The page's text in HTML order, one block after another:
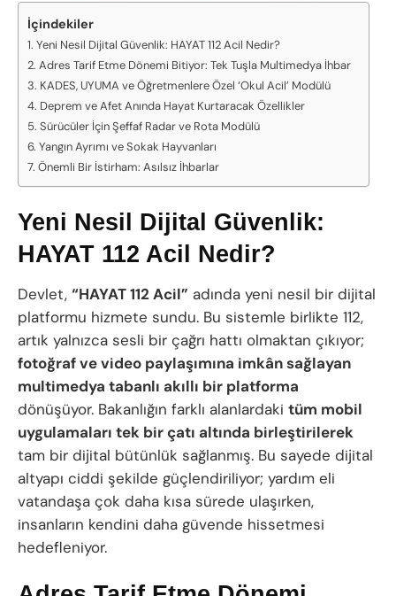
İçindekiler
Yeni Nesil Dijital Güvenlik: HAYAT 112 Acil Nedir?
Adres Tarif Etme Dönemi Bitiyor: Tek Tuşla Multimedya İhbar
KADES, UYUMA ve Öğretmenlere Özel ‘Okul Acil’ Modülü
Deprem ve Afet Anında Hayat Kurtaracak Özellikler
Sürücüler İçin Şeffaf Radar ve Rota Modülü
Yangın Ayrımı ve Sokak Hayvanları
Önemli Bir İstirham: Asılsız İhbarlar
Yeni Nesil Dijital Güvenlik:
HAYAT 112 Acil Nedir?
Devlet, “HAYAT 112 Acil” adında yeni nesil bir dijital
platformu hizmete sundu. Bu sistemle birlikte 112,
artık yalnızca sesli bir çağrı hattı olmaktan çıkıyor;
fotoğraf ve video paylaşımına imkân sağlayan
multimedya tabanlı akıllı bir platforma
dönüşüyor. Bakanlığın farklı alanlardaki tüm mobil
uygulamaları tek bir çatı altında birleştirilerek
tam bir dijital bütünlük sağlanmış. Bu sayede dijital
altyapı ciddi şekilde güçlendiriliyor; yardım eli
vatandaşa çok daha kısa sürede ulaşırken,
insanların kendini daha güvende hissetmesi
hedefleniyor.